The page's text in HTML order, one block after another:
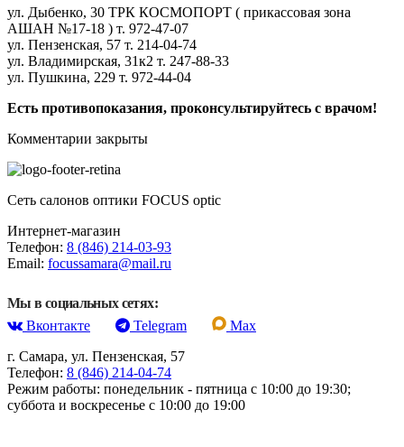
ул. Дыбенко, 30 ТРК КОСМОПОРТ ( прикассовая зона
АШАН №17-18 ) т. 972-47-07
ул. Пензенская, 57 т. 214-04-74
ул. Владимирская, 31к2 т. 247-88-33
ул. Пушкина, 229 т. 972-44-04
Есть противопоказания, проконсультируйтесь с врачом!
Комментарии закрыты
Сеть салонов оптики FOCUS optic
Интернет-магазин
Телефон: 8 (846) 214-03-93
Email: focussamara@mail.ru
Мы в социальных сетях:
Вконтакте
Telegram
Max
г. Самара, ул. Пензенская, 57
Телефон: 8 (846) 214-04-74
Режим работы: понедельник - пятница с 10:00 до 19:30;
суббота и воскресенье с 10:00 до 19:00